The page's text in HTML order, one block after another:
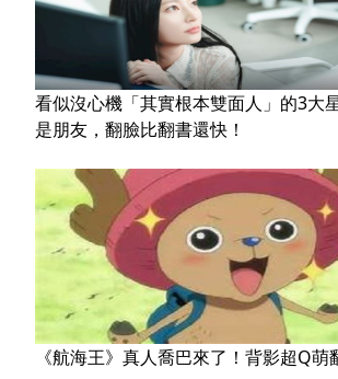
看似沒心機「其實根本雙面人」的3大
是朋友，翻臉比翻書還快！
《航海王》真人喬巴來了！背影超Q萌